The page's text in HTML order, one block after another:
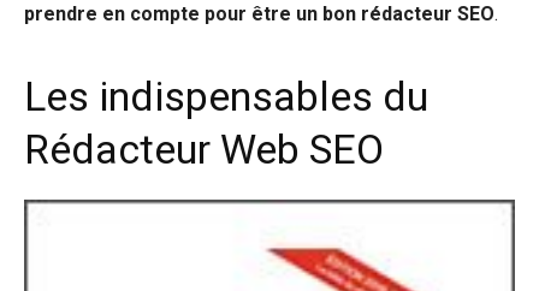
prendre en compte pour être un bon rédacteur SEO.
Les indispensables du
Rédacteur Web SEO